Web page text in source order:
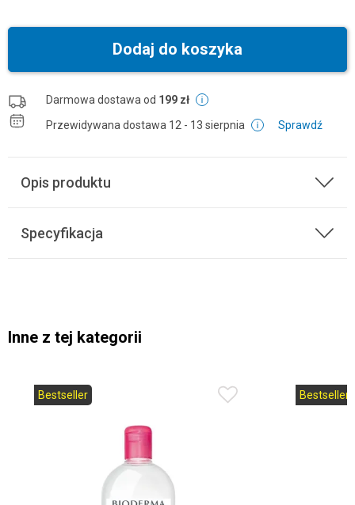
Dodaj do koszyka
Darmowa dostawa od 199 zł
Przewidywana dostawa 12 - 13 sierpnia Sprawdź
Opis produktu
Specyfikacja
Inne z tej kategorii
Bestseller Bestseller